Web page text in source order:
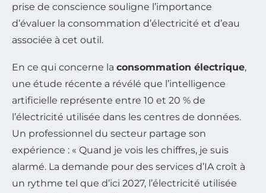
prise de conscience souligne l’importance
d’évaluer la consommation d’électricité et d’eau
associée à cet outil.
En ce qui concerne la consommation électrique,
une étude récente a révélé que l’intelligence
artificielle représente entre 10 et 20 % de
l’électricité utilisée dans les centres de données.
Un professionnel du secteur partage son
expérience : « Quand je vois les chiffres, je suis
alarmé. La demande pour des services d’IA croît à
un rythme tel que d’ici 2027, l’électricité utilisée